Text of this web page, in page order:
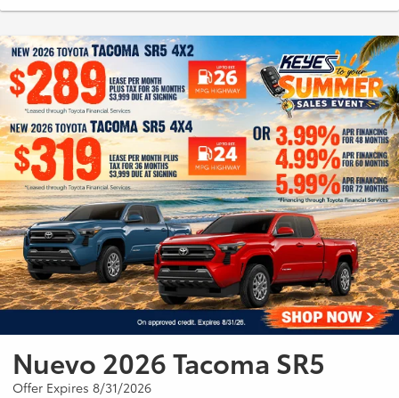
Nuevo 2026 Tacoma SR5
Offer Expires 8/31/2026